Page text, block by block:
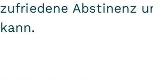
zufriedene Abstinenz
kann.